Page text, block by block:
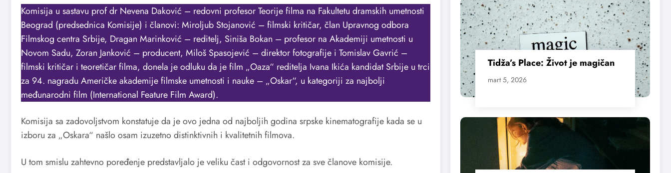
Komisija u sastavu prof dr Nevena Daković – redovni profesor Teorije filma na Fakultetu dramskih umetnosti
Beograd (predsednica Komisije) i članovi: Miroljub Stojanović – filmski kritičar, član Upravnog odbora
Filmskog centra Srbije, Dragan Marinković – reditelj, Siniša Bokan – profesor na Akademiji umetnosti u
Novom Sadu, Zoran Janković – producent, Miloš Spasojević – direktor fotografije i Tomislav Gavrić –
filmski kritičar i teoretičar filma, donela je odluku da je film „Oaza“ reditelja Ivana Ikića kandidat Srbije u trci
za 94. nagradu Američke akademije filmske umetnosti i nauke – „Oskar“, u kategoriji za najbolji
međunarodni film (International Feature Film Award).
Komisija sa zadovoljstvom konstatuje da je ovo jedna od najboljih godina srpske kinematografije kada se u
izboru za „Oskara“ našlo osam izuzetno distinktivnih i kvalitetnih filmova.
U tom smislu zahtevno poređenje predstavljalo je veliku čast i odgovornost za sve članove komisije.
Tidža’s Place: Život je magičan
mart 5, 2026